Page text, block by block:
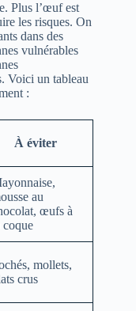
Plus l’œuf est
les risques. On
dans des
vulnérables
Voici un tableau
:
À éviter
au
œufs à
coque
mollets,
crus